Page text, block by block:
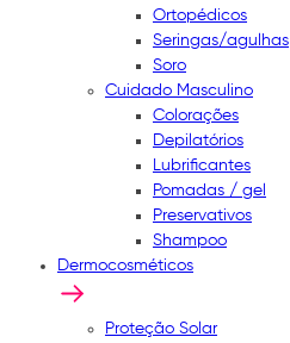
Ortopédicos
Seringas/agulhas
Soro
Cuidado Masculino
Colorações
Depilatórios
Lubrificantes
Pomadas / gel
Preservativos
Shampoo
Dermocosméticos
Proteção Solar